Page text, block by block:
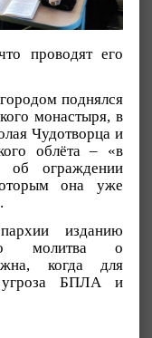
проводят его
поднялся
монастыря, в
Чудотворца и
облёта – «в
об ограждении
она уже
изданию
молитва о
когда для
угроза БПЛА и